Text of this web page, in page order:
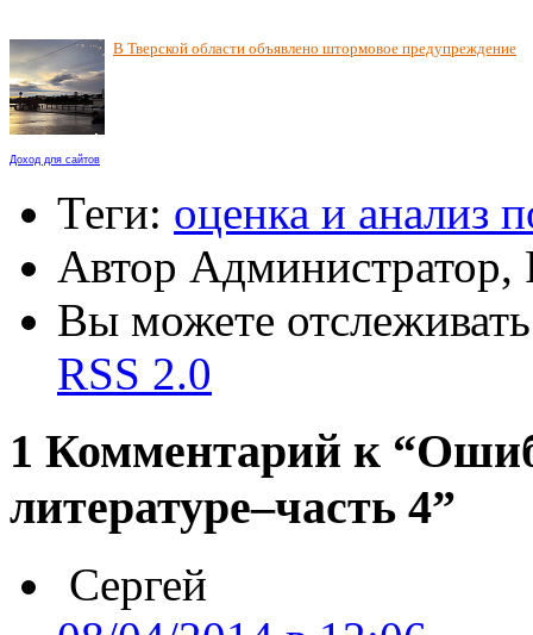
В Тверской области объявлено штормовое предупреждение
Доход для сайтов
Теги: оценка и анализ
Автор
Вы можете отслеживать
RSS 2.0
1 Комментарий к
литературе–часть 4”
Сергей